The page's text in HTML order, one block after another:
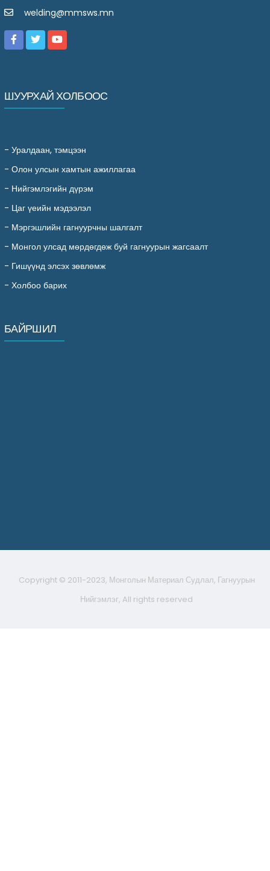
welding@mmsws.mn
ШУУРХАЙ ХОЛБООС
- Уралдаан, тэмцээн
- Олон улсын хамтын ажиллагаа
- Нийгэмлэгийн дүрэм
- Цаг үеийн мэдээлэл
- Мэргэшлийн гагнуурчны шалгалт
- Монгол улсад мөрдөгдөж буй гагнуурын жагсаалт
- Гишүүнд элсэх зөвлөмж
- Холбоо барих
БАЙРШИЛ
Copyright © 2011-2023, Монголын Материал Судлал, Гагнуурын
Нийгэмлэг, All rights reserved